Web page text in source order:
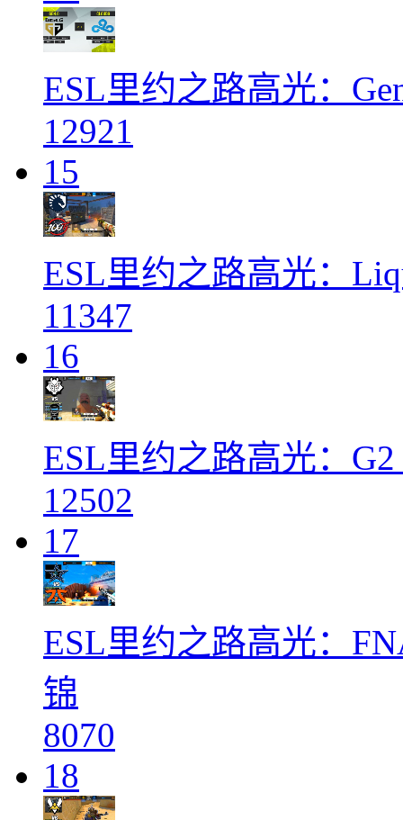
ESL里约之路高光：
12921
15
ESL里约之路高光：
11347
16
ESL里约之路高光：
12502
17
ESL里约之路高光：
锦
8070
18